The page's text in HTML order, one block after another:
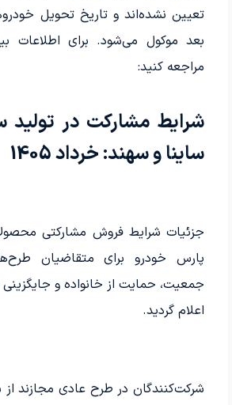
تعیین نشده‌اند و تاریخ تحویل
بعد موکول می‌شود. برای اطلاعات
مراجعه کنید:
شرایط مشارکت در تولید
ساینا و سهند: خرداد 1405
جزئیات شرایط فروش مشارکتی
پارس خودرو برای متقاضیان
جمعیت، حمایت از خانواده و
اعلام گردید.